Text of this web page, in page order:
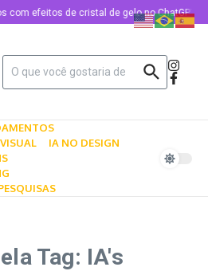
com efeitos de cristal de gelo no ChatGPT
IA NO DESIGN
Tag: IA's